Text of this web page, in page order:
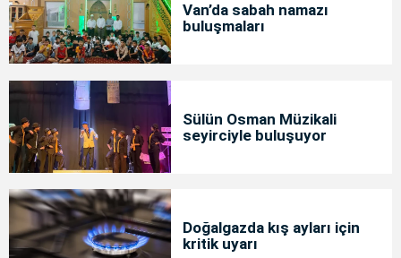
Van’da sabah namazı
buluşmaları
Sülün Osman Müzikali
seyirciyle buluşuyor
Doğalgazda kış ayları için
kritik uyarı